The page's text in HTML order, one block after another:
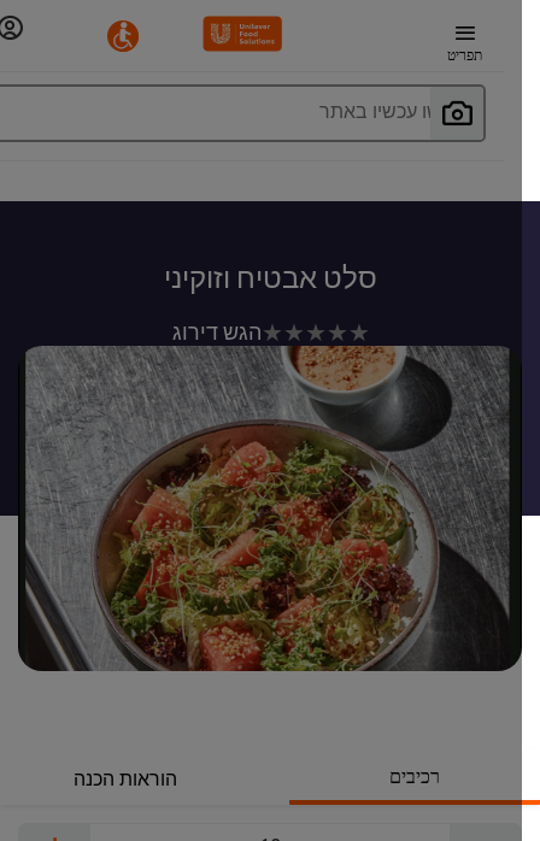
תפריט
חפשו עכשיו באתר
סלט אבטיח וזוקיני
לא
נשלחו
דירוגים
עבור
recipe
זה
הגש דירוג
רכיבים הוראות הכנה